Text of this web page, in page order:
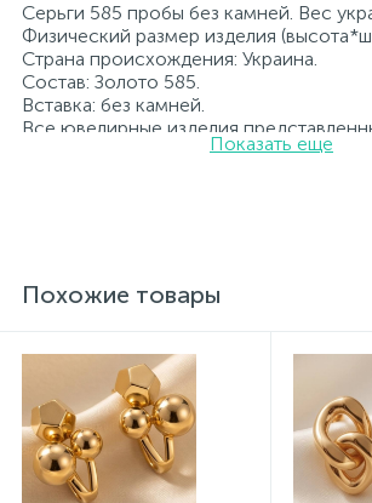
Серьги 585 пробы без камней. Вес
Физический размер изделия
Страна происхождения: Украина.
Состав: Золото 585.
Вставка: без камней.
Все ювелирные изделия
сайте прошли внутренний контроль
незначительно отличаться от реальных
особенностей цветопередачи экрана
Показать еще
Похожие товары